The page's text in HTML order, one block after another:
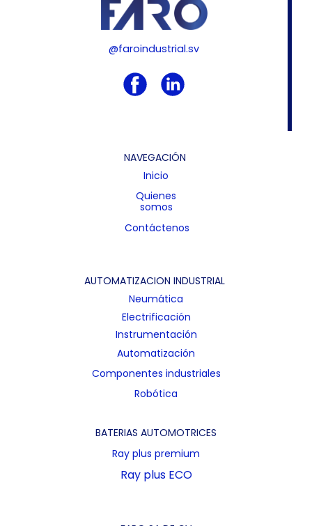
@faroindustrial.sv
NAVEGACIÓN
Inicio
Quienes
somos
Contáctenos
AUTOMATIZACION INDUSTRIAL
Neumática
Electrificación
Instrumentación
Automatización
Componentes industriales
Robótica
BATERIAS AUTOMOTRICES
Ray plus premium
Ray plus ECO